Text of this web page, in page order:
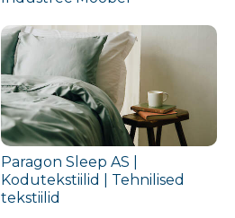
Paragon Sleep AS |
Kodutekstiilid | Tehnilised
tekstiilid